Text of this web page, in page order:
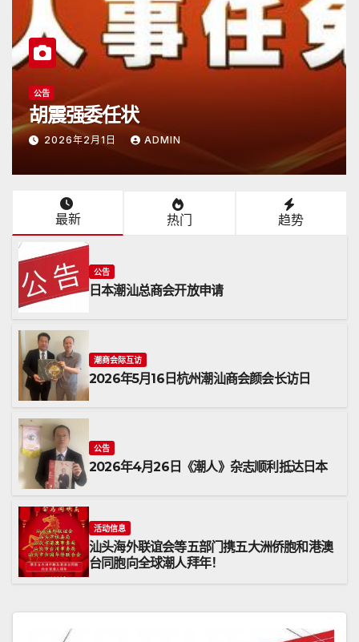
开放申请
ADMIN
潮商会际互访
2026年5月17日
最新 热门 趋势
公告
日本潮汕总商会开放申请
潮商会际互访
2026年5月16日杭州潮汕商会颜会长访日
公告
2026年4月26日《潮人》杂志顺利抵达日本
活动信息
汕头海外联谊会等五部门携五大洲侨胞和港澳
台同胞向全球潮人拜年！